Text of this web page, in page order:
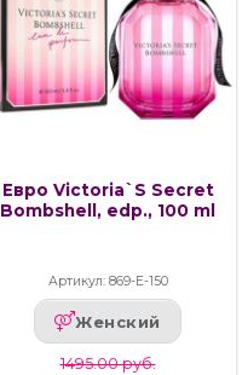
Евро Victoria`S Secret
Bombshell, edp., 100 ml
Артикул: 869-Е-150
Женский
1495.00 руб.